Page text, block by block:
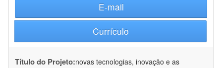
E-mail
Currículo
Título do Projeto:novas tecnologias, inovação e as